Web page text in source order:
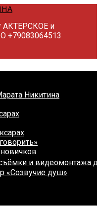
и
Никитина
и видеомонтажа
«Созвучие душ»